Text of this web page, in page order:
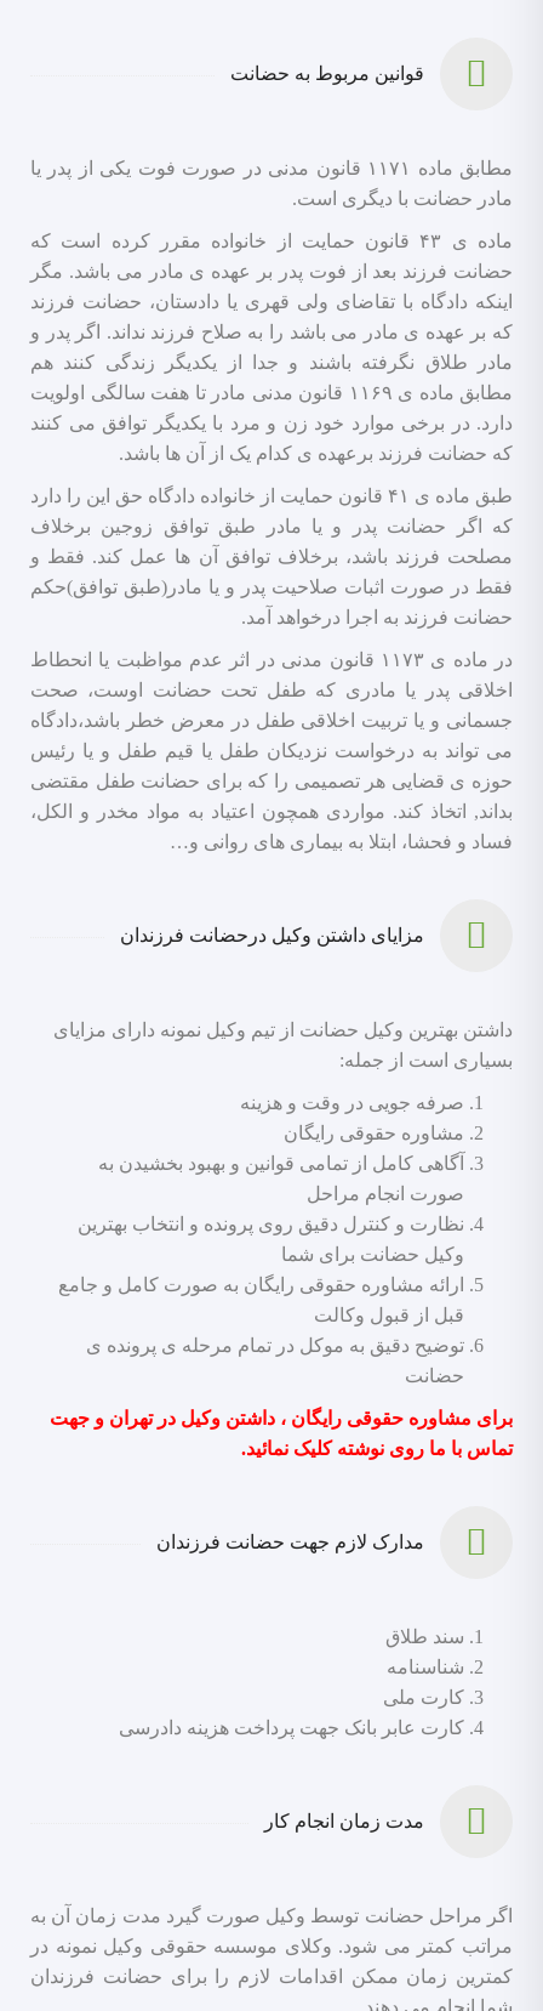
قوانین مربوط به حضانت
مطابق ماده ۱۱۷۱ قانون مدنی در صورت فوت یکی از پدر یا
مادر حضانت با دیگری است.
ماده ی ۴۳ قانون حمایت از خانواده مقرر کرده است که
حضانت فرزند بعد از فوت پدر بر عهده ی مادر می باشد. مگر
اینکه دادگاه با تقاضای ولی قهری یا دادستان، حضانت فرزند
که بر عهده ی مادر می باشد را به صلاح فرزند نداند. اگر پدر و
مادر طلاق نگرفته باشند و جدا از یکدیگر زندگی کنند هم
مطابق ماده ی ۱۱۶۹ قانون مدنی مادر تا هفت سالگی اولویت
دارد. در برخی موارد خود زن و مرد با یکدیگر توافق می کنند
که حضانت فرزند برعهده ی کدام یک از آن ها باشد.
طبق ماده ی ۴۱ قانون حمایت از خانواده دادگاه حق این را دارد
که اگر حضانت پدر و یا مادر طبق توافق زوجین برخلاف
مصلحت فرزند باشد، برخلاف توافق آن ها عمل کند. فقط و
فقط در صورت اثبات صلاحیت پدر و یا مادر(طبق توافق)حکم
حضانت فرزند به اجرا درخواهد آمد.
در ماده ی ۱۱۷۳ قانون مدنی در اثر عدم مواظبت یا انحطاط
اخلاقی پدر یا مادری که طفل تحت حضانت اوست، صحت
جسمانی و یا تربیت اخلاقی طفل در معرض خطر باشد،دادگاه
می تواند به درخواست نزدیکان طفل یا قیم طفل و یا رئیس
حوزه ی قضایی هر تصمیمی را که برای حضانت طفل مقتضی
بداند, اتخاذ کند. مواردی همچون اعتیاد به مواد مخدر و الکل،
فساد و فحشا، ابتلا به بیماری های روانی و…
مزایای داشتن وکیل درحضانت فرزندان
داشتن بهترین وکیل حضانت از تیم وکیل نمونه دارای مزایای
بسیاری است از جمله:
صرفه جویی در وقت و هزینه
مشاوره حقوقی رایگان
آگاهی کامل از تمامی قوانین و بهبود بخشیدن به
صورت انجام مراحل
نظارت و کنترل دقیق روی پرونده و انتخاب بهترین
وکیل حضانت برای شما
ارائه مشاوره حقوقی رایگان به صورت کامل و جامع
قبل از قبول وکالت
توضیح دقیق به موکل در تمام مرحله ی پرونده ی
حضانت
برای مشاوره حقوقی رایگان ، داشتن وکیل در تهران و جهت
تماس با ما روی نوشته کلیک نمائید.
مدارک لازم جهت حضانت فرزندان
سند طلاق
شناسنامه
کارت ملی
کارت عابر بانک جهت پرداخت هزینه دادرسی
مدت زمان انجام کار
اگر مراحل حضانت توسط وکیل صورت گیرد مدت زمان آن به
مراتب کمتر می شود. وکلای موسسه حقوقی وکیل نمونه در
کمترین زمان ممکن اقدامات لازم را برای حضانت فرزندان
شما انجام می دهند.